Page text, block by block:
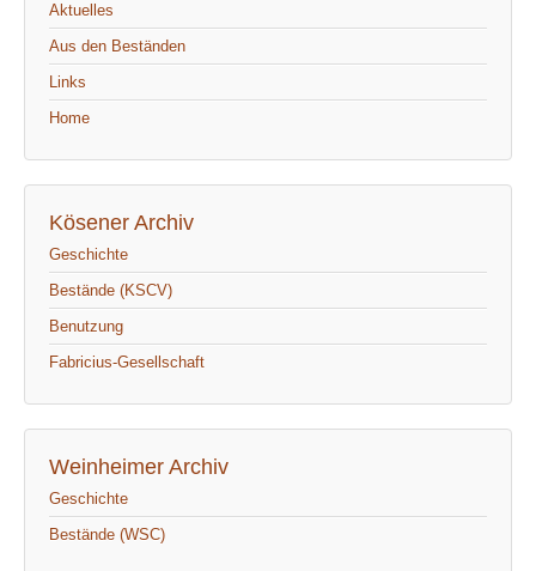
Aktuelles
Aus den Beständen
Links
Home
Kösener Archiv
Geschichte
Bestände (KSCV)
Benutzung
Fabricius-Gesellschaft
Weinheimer Archiv
Geschichte
Bestände (WSC)